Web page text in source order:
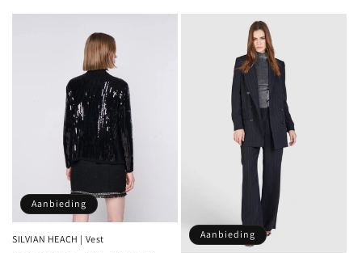
prijs
Aanbieding
SILVIAN HEACH | Vest Aanbieding